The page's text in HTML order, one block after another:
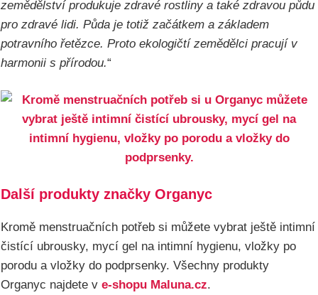
zemědělství produkuje zdravé rostliny a také zdravou půdu
pro zdravé lidi. Půda je totiž začátkem a základem
potravního řetězce. Proto ekologičtí zemědělci pracují v
harmonii s přírodou.“
Další produkty značky Organyc
Kromě menstruačních potřeb si můžete vybrat ještě intimní
čistící ubrousky, mycí gel na intimní hygienu, vložky po
porodu a vložky do podprsenky. Všechny produkty
Organyc najdete v e-shopu Maluna.cz.